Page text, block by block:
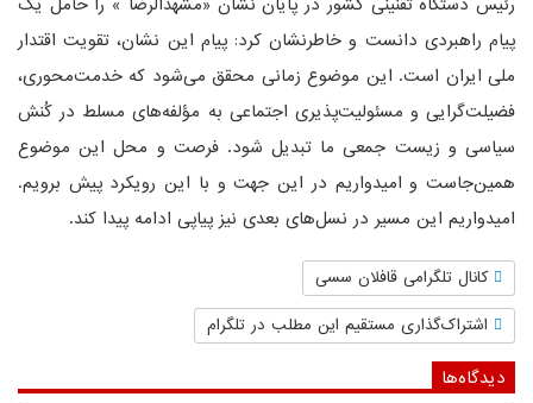
پیام راهبردی دانست و خاطرنشان کرد: پیام این نشان، تقویت اقتدار
ملی ایران است. این موضوع زمانی محقق می‌شود که خدمت‌محوری،
فضیلت‌گرایی و مسئولیت‌پذیری اجتماعی به مؤلفه‌های مسلط در کُنش
سیاسی و زیست جمعی ما تبدیل شود. فرصت و محل این موضوع
همین‌جاست و امیدواریم در این جهت و با این رویکرد پیش برویم.
امیدواریم این مسیر در نسل‌های بعدی نیز پیاپی ادامه پیدا کند.
کانال تلگرامی قافلان سسی
اشتراک‌گذاری مستقیم این مطلب در تلگرام
دیدگاه‌ها